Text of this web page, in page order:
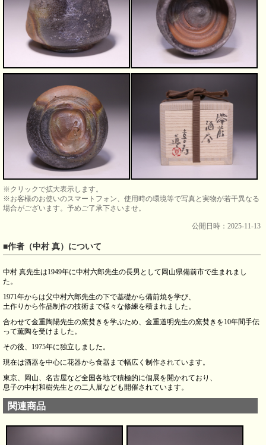
※クリックで拡大表示します。
※お客様のお使いのスマートフォン、使用時の環境等で写真と実物が若干異なる
場合がございます。予めご了承下さいませ。
公開日時：2025-11-13
■作者（中村 真）について
中村 真先生は1949年に中村六郎先生の長男として岡山県備前市で生まれまし
た。
1971年からは父中村六郎先生の下で基礎から備前焼を学び、
土作りから作品制作の技術まで様々な修練を積まれました。
合わせて金重陶陽先生の窯焚きを学ぶため、金重道明先生の窯焚きを10年間手伝
って薫陶を受けました。
その後、1975年に独立しました。
現在は酒器を中心に花器から食器まで幅広く制作されています。
東京、岡山、名古屋など全国各地で積極的に個展を開かれており、
息子の中村和樹先生との二人展なども開催されています。
関連商品